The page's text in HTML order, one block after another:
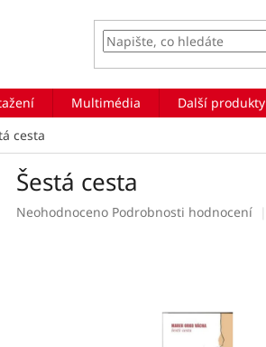
Multimédia Další produkty
cesta
Šestá cesta
Průměrné
Neohodnoceno Podrobnosti hodnocení